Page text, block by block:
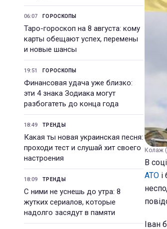
06:07 ГОРОСКОПЫ
Таро-гороскоп на 8 августа: кому
карты обещают успех, перемены
и новые шансы
19:51 ГОРОСКОПЫ
Финансовая удача уже близко:
эти 4 знака Зодиака могут
разбогатеть до конца года
18:49 ТРЕНДЫ
Какая ты новая украинская песня:
проходи тест и слушай хит своего
настроения
18:09 ТРЕНДЫ
С ними не уснешь до утра: 8
жутких сериалов, которые
надолго засядут в памяти
Колаж
В
АТО
Іван